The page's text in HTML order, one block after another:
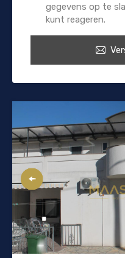
gegevens op te
kunt reageren.